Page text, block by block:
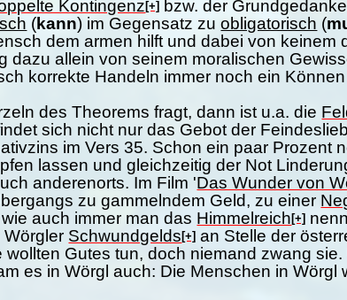
Kontingenz[+] bzw. der
(kann) im Gegensatz zuobligatorisch (
dem armen hilft und dabei von keinem
dazu allein von seinem moralischen
korrekte Handeln immer noch ein
des Theorems fragt, dann ist u.a. die
sich nicht nur das Gebot der
im Vers 35. Schon ein paar Prozent
lassen und gleichzeitig der Not
anderenorts. Im Film 'Das Wunder von
zu gammelndem Geld, zu einer
auch immer man das Himmelreich[+]
Schwundgelds[+] an Stelle der
wollten Gutes tun, doch niemand zwang
es in Wörgl auch: Die Menschen in Wörgl